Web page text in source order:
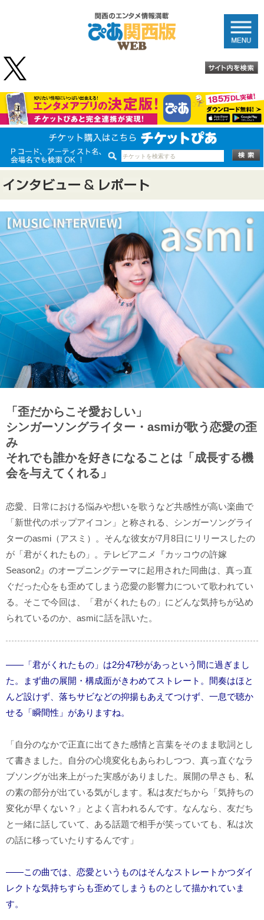
「歪だからこそ愛おしい」
シンガーソングライター・asmiが歌う恋愛の歪
み
それでも誰かを好きになることは「成長する機
会を与えてくれる」
恋愛、日常における悩みや想いを歌うなど共感性が高い楽曲で
「新世代のポップアイコン」と称される、シンガーソングライ
ターのasmi（アスミ）。そんな彼女が7月8日にリリースしたの
が「君がくれたもの」。テレビアニメ『カッコウの許嫁
Season2』のオープニングテーマに起用された同曲は、真っ直
ぐだった心をも歪めてしまう恋愛の影響力について歌われてい
る。そこで今回は、「君がくれたもの」にどんな気持ちが込め
られているのか、asmiに話を訊いた。
――「君がくれたもの」は2分47秒があっという間に過ぎまし
た。まず曲の展開・構成面がきわめてストレート。間奏はほと
んど設けず、落ちサビなどの抑揚もあえてつけず、一息で聴か
せる「瞬間性」がありますね。
「自分のなかで正直に出てきた感情と言葉をそのまま歌詞とし
て書きました。自分の心境変化もあらわしつつ、真っ直ぐなラ
ブソングが出来上がった実感がありました。展開の早さも、私
の素の部分が出ている気がします。私は友だちから「気持ちの
変化が早くない？」とよく言われるんです。なんなら、友だち
と一緒に話していて、ある話題で相手が笑っていても、私は次
の話に移っていたりするんです」
――この曲では、恋愛というものはそんなストレートかつダイ
レクトな気持ちすらも歪めてしまうものとして描かれていま
す。